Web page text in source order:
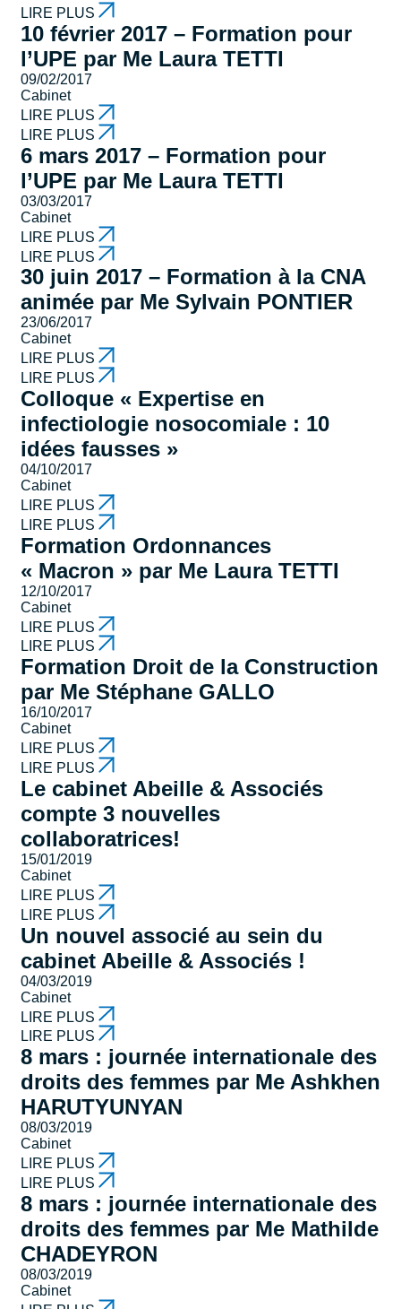
LIRE PLUS
10 février 2017 – Formation pour
l’UPE par Me Laura TETTI
09/02/2017
Cabinet
LIRE PLUS
LIRE PLUS
6 mars 2017 – Formation pour
l’UPE par Me Laura TETTI
03/03/2017
Cabinet
LIRE PLUS
LIRE PLUS
30 juin 2017 – Formation à la CNA
animée par Me Sylvain PONTIER
23/06/2017
Cabinet
LIRE PLUS
LIRE PLUS
Colloque « Expertise en
infectiologie nosocomiale : 10
idées fausses »
04/10/2017
Cabinet
LIRE PLUS
LIRE PLUS
Formation Ordonnances
« Macron » par Me Laura TETTI
12/10/2017
Cabinet
LIRE PLUS
LIRE PLUS
Formation Droit de la Construction
par Me Stéphane GALLO
16/10/2017
Cabinet
LIRE PLUS
LIRE PLUS
Le cabinet Abeille & Associés
compte 3 nouvelles
collaboratrices!
15/01/2019
Cabinet
LIRE PLUS
LIRE PLUS
Un nouvel associé au sein du
cabinet Abeille & Associés !
04/03/2019
Cabinet
LIRE PLUS
LIRE PLUS
8 mars : journée internationale des
droits des femmes par Me Ashkhen
HARUTYUNYAN
08/03/2019
Cabinet
LIRE PLUS
LIRE PLUS
8 mars : journée internationale des
droits des femmes par Me Mathilde
CHADEYRON
08/03/2019
Cabinet